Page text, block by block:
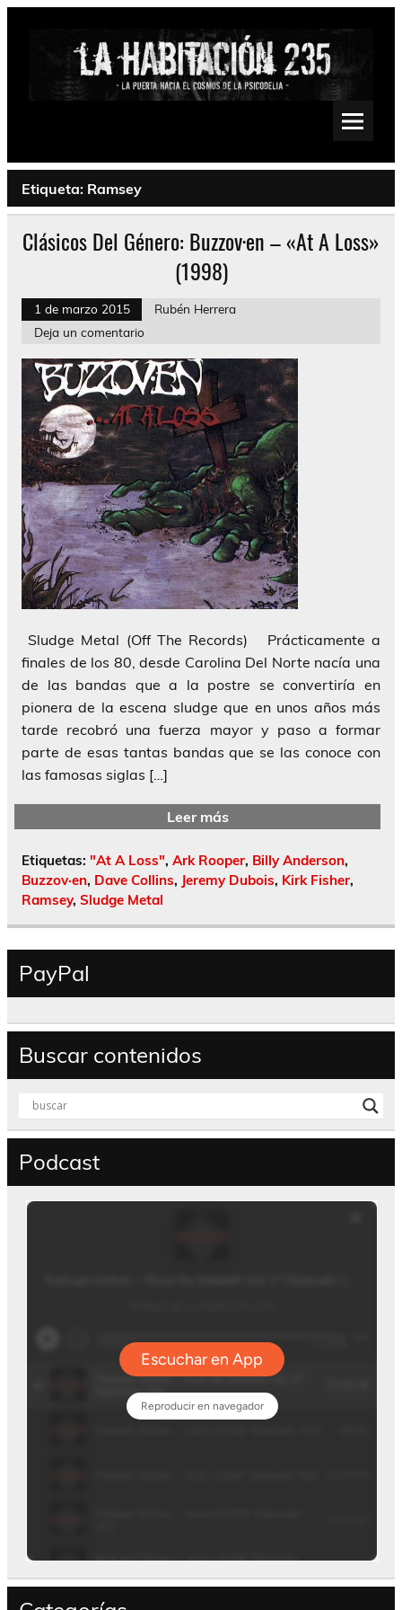
Saltar
Psychedelic, Stoner, Doom, Sludge, Fuzz, Space, Drone
Etiqueta: Ramsey
Clásicos Del Género: Buzzov·en – «At A Loss»
(1998)
1 de marzo 2015
Rubén Herrera
Deja un comentario
Sludge Metal (Off The Records) Prácticamente a
finales de los 80, desde Carolina Del Norte nacía una
de las bandas que a la postre se convertiría en
pionera de la escena sludge que en unos años más
tarde recobró una fuerza mayor y paso a formar
parte de esas tantas bandas que se las conoce con
las famosas siglas […]
Leer más
Etiquetas: "At A Loss", Ark Rooper, Billy Anderson,
Buzzov·en, Dave Collins, Jeremy Dubois, Kirk Fisher,
Ramsey, Sludge Metal
PayPal
Buscar contenidos
Podcast